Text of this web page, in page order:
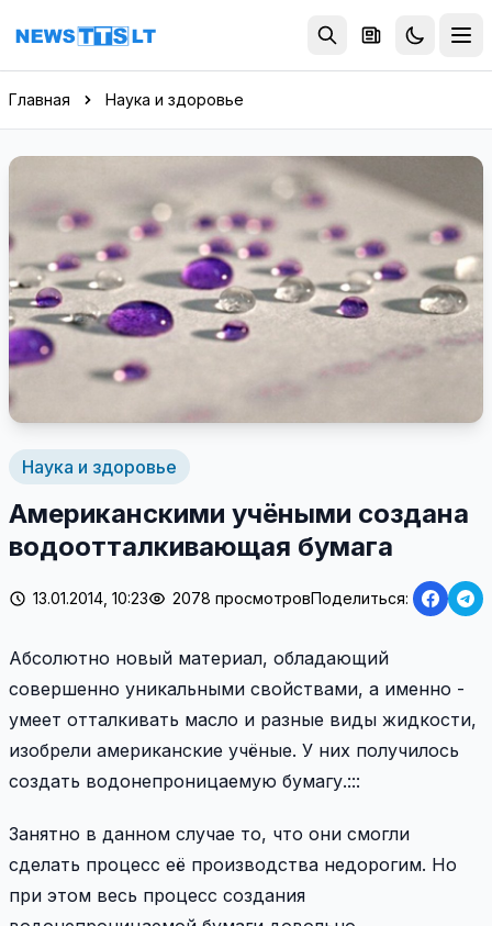
Перейти к содержимому
Главная Наука и здоровье
Наука и здоровье
Американскими учёными создана
водоотталкивающая бумага
13.01.2014, 10:23 2078 просмотровПоделиться:
Абсолютно новый материал, обладающий
совершенно уникальными свойствами, а именно -
умеет отталкивать масло и разные виды жидкости,
изобрели американские учёные. У них получилось
создать водонепроницаемую бумагу.:::
Занятно в данном случае то, что они смогли
сделать процесс её производства недорогим. Но
при этом весь процесс создания